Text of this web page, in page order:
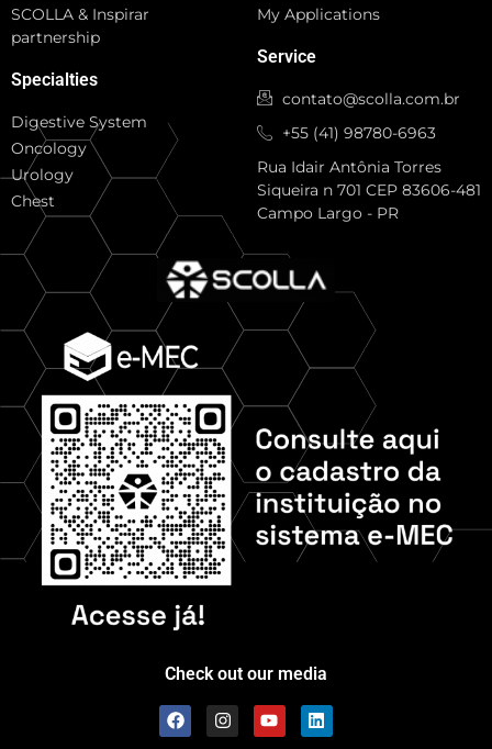
SCOLLA & Inspirar
partnership
Specialties
Digestive System
Oncology
Urology
Chest
My Applications
Service
contato@scolla.com.br
+55 (41) 98780-6963
Rua Idair Antônia Torres
Siqueira n 701 CEP 83606-481
Campo Largo - PR
Check out our media